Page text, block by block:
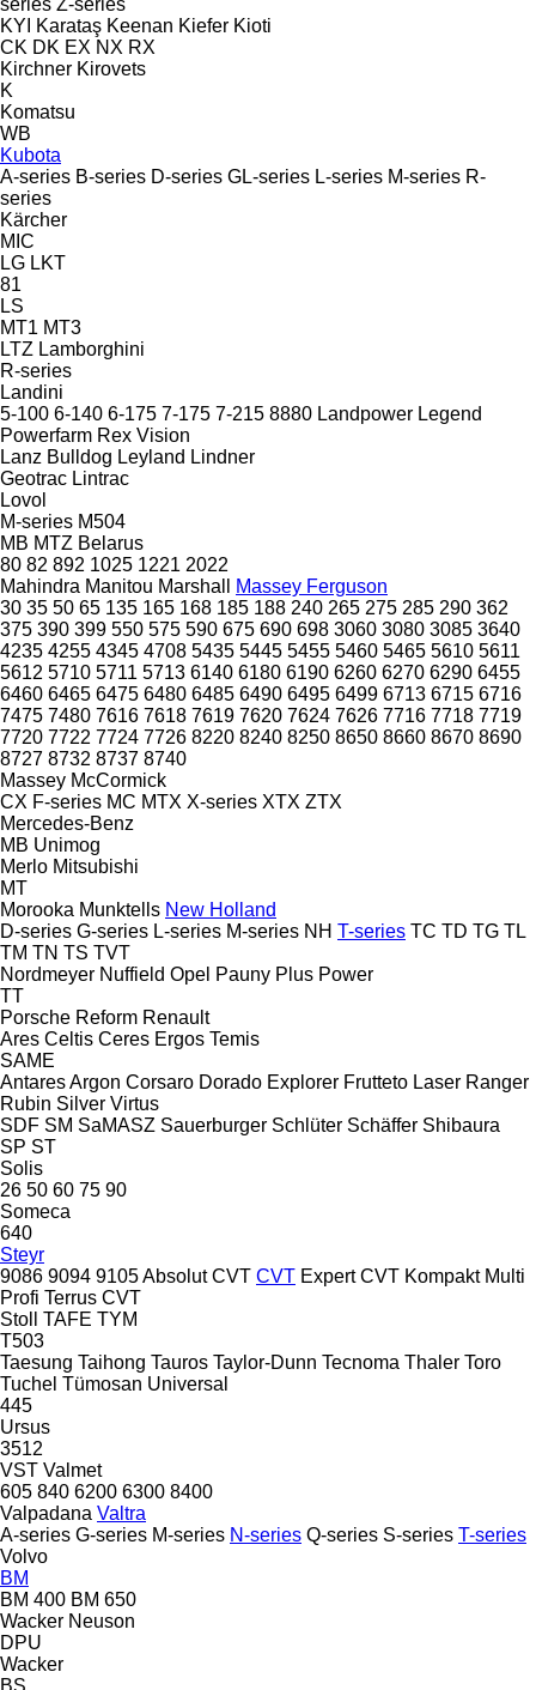
KYI
Karataş Keenan Kiefer Kioti
CK DK EX NX RX
Kirchner Kirovets
K
Komatsu
WB
Kubota
A-series B-series D-series GL-series L-series M-series R-
series
Kärcher
MIC
LG LKT
81
LS
MT1 MT3
LTZ Lamborghini
R-series
Landini
5-100 6-140 6-175 7-175 7-215 8880 Landpower Legend
Powerfarm Rex Vision
Lanz Bulldog Leyland Lindner
Geotrac Lintrac
Lovol
M-series M504
MB MTZ Belarus
80 82 892 1025 1221 2022
Mahindra Manitou Marshall
Massey Ferguson
30 35 50 65 135 165 168 185 188 240 265 275 285 290 362
375 390 399 550 575 590 675 690 698 3060 3080 3085 3640
4235 4255 4345 4708 5435 5445 5455 5460 5465 5610 5611
5612 5710 5711 5713 6140 6180 6190 6260 6270 6290 6455
6460 6465 6475 6480 6485 6490 6495 6499 6713 6715 6716
7475 7480 7616 7618 7619 7620 7624 7626 7716 7718 7719
7720 7722 7724 7726 8220 8240 8250 8650 8660 8670 8690
8727 8732 8737 8740
Massey McCormick
CX F-series MC MTX X-series XTX ZTX
Mercedes-Benz
MB Unimog
Merlo Mitsubishi
MT
Morooka Munktells New Holland
D-series G-series L-series M-series NH T-series TC TD TG TL
TM TN TS TVT
Nordmeyer Nuffield Opel Pauny Plus Power
TT
Porsche Reform Renault
Ares Celtis Ceres Ergos Temis
SAME
AntaresArgon Corsaro Dorado Explorer Frutteto Laser Ranger
Rubin Silver Virtus
SDF SM SaMASZ Sauerburger Schlüter Schäffer Shibaura
SP ST
Solis
26 50 60 75 90
Someca
640
Steyr
9086 9094 9105Absolut CVT CVT Expert CVT Kompakt Multi
Profi Terrus CVT
Stoll
TAFE TYM
T503
Taesung Taihong Tauros Taylor-Dunn Tecnoma Thaler Toro
Tuchel Tümosan Universal
445
Ursus
3512
VST Valmet
605 840 6200 6300 8400
Valpadana Valtra
A-series G-series M-series N-series Q-series S-series T-series
Volvo
BM
BM 400 BM 650
Wacker Neuson
DPU
Wacker
BS